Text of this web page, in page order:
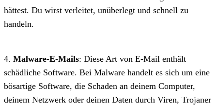
hättest. Du wirst verleitet, unüberlegt und schnell zu
handeln.
4. Malware-E-Mails: Diese Art von E-Mail enthält
schädliche Software. Bei Malware handelt es sich um eine
bösartige Software, die Schaden an deinem Computer,
deinem Netzwerk oder deinen Daten durch Viren, Trojaner